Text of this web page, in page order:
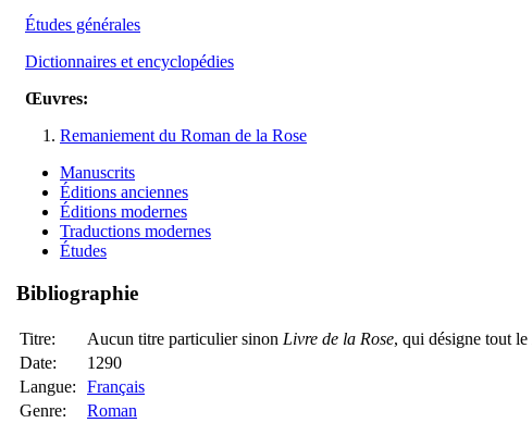
Études générales
Dictionnaires et encyclopédies
Œuvres:
Remaniement du Roman de la Rose
Manuscrits
Éditions anciennes
Éditions modernes
Traductions modernes
Études
Bibliographie
Titre: Aucun titre particulier sinon Livre de la Rose, qui désigne tout le
Date:
1290
Langue:
Français
Genre:
Roman